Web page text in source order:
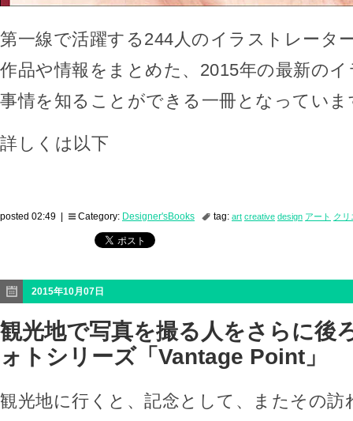
第一線で活躍する244人のイラストレータ
作品や情報をまとめた、2015年の最新の
事情を知ることができる一冊となっていま
詳しくは以下
posted 02:49 | Category: Designer'sBooks tag: art creative design アート クリ
2015年10月07日
観光地で写真を撮る人をさらに後
ォトシリーズ「Vantage Point」
観光地に行くと、記念として、またその訪